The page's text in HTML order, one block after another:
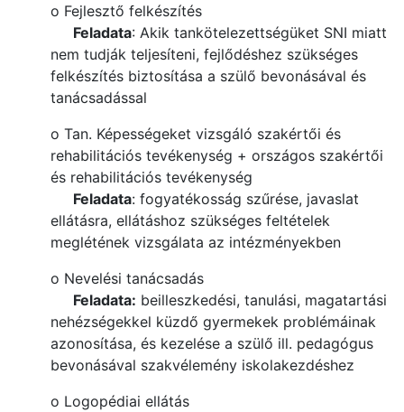
o Fejlesztő felkészítés
Feladata: Akik tankötelezettségüket SNI miatt
nem tudják teljesíteni, fejlődéshez szükséges
felkészítés biztosítása a szülő bevonásával és
tanácsadással
o Tan. Képességeket vizsgáló szakértői és
rehabilitációs tevékenység + országos szakértői
és rehabilitációs tevékenység
Feladata: fogyatékosság szűrése, javaslat
ellátásra, ellátáshoz szükséges feltételek
meglétének vizsgálata az intézményekben
o Nevelési tanácsadás
Feladata: beilleszkedési, tanulási, magatartási
nehézségekkel küzdő gyermekek problémáinak
azonosítása, és kezelése a szülő ill. pedagógus
bevonásával szakvélemény iskolakezdéshez
o Logopédiai ellátás